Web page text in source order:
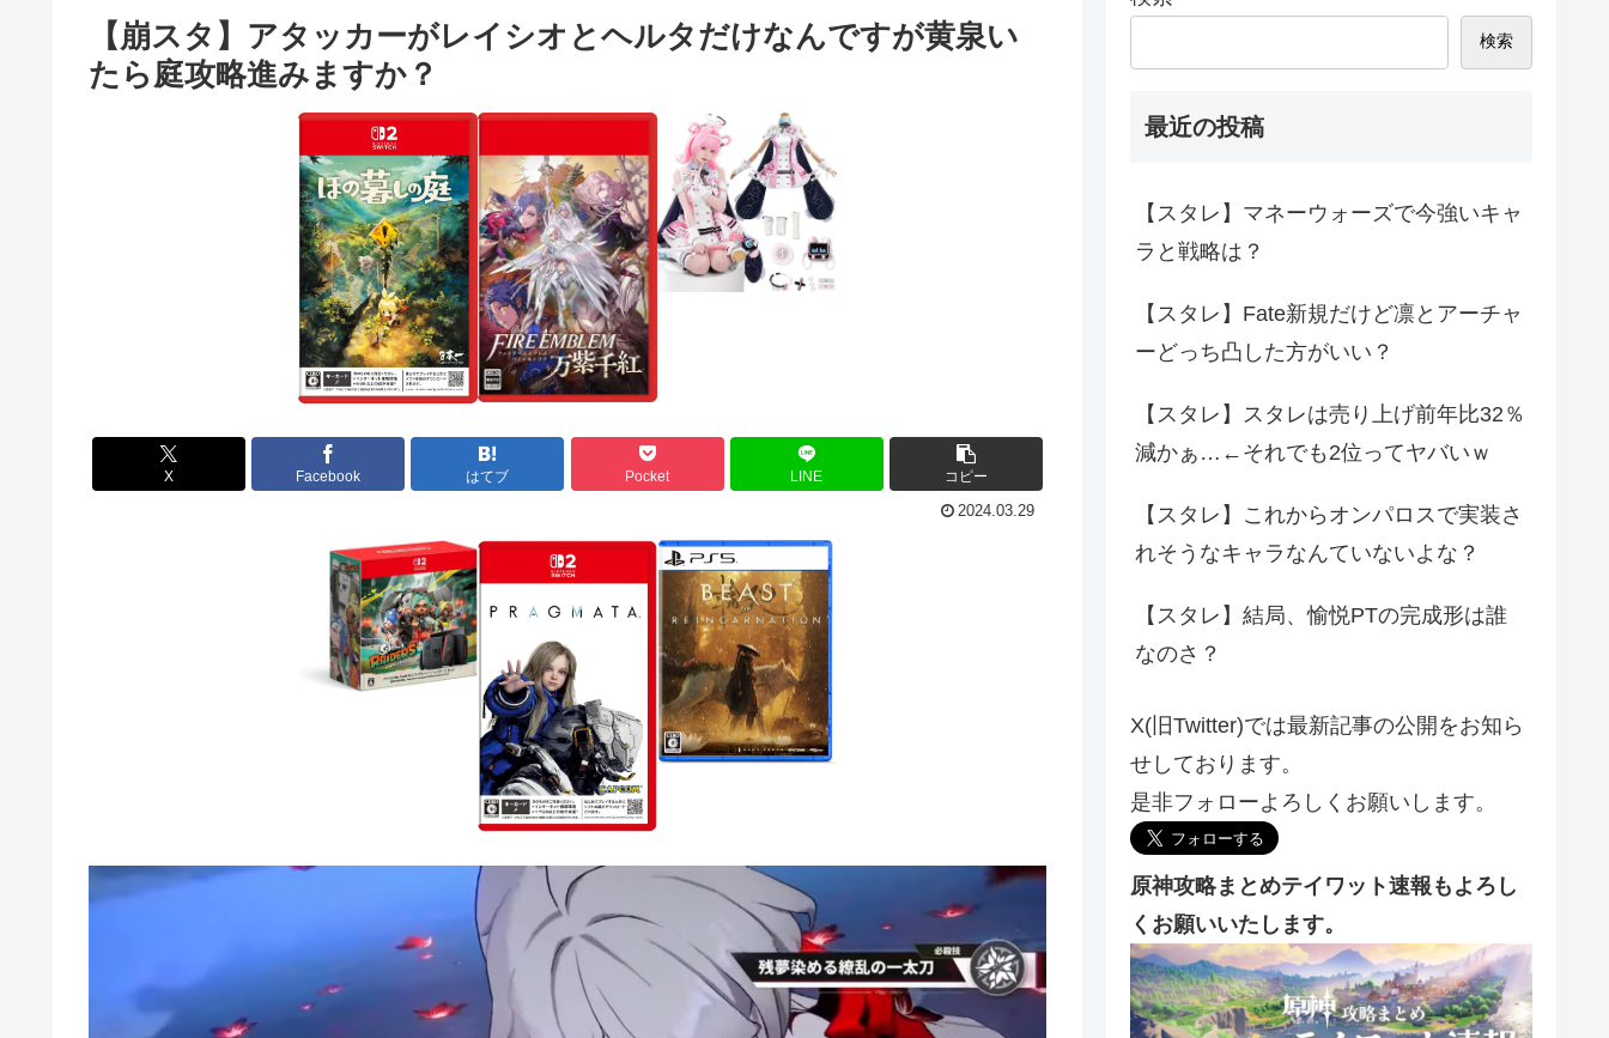
【崩スタ】アタッカーがレイシオとヘルタだけなんですが黄泉い
たら庭攻略進みますか？
X Facebook はてブ Pocket LINE コピー
2024.03.29
検索
最近の投稿
【スタレ】マネーウォーズで今強いキャ
ラと戦略は？
【スタレ】Fate新規だけど凛とアーチャ
ーどっち凸した方がいい？
【スタレ】スタレは売り上げ前年比32％
減かぁ…←それでも2位ってヤバいｗ
【スタレ】これからオンパロスで実装さ
れそうなキャラなんていないよな？
【スタレ】結局、愉悦PTの完成形は誰
なのさ？
X(旧Twitter)では最新記事の公開をお知ら
せしております。
是非フォローよろしくお願いします。
原神攻略まとめテイワット速報もよろし
くお願いいたします。